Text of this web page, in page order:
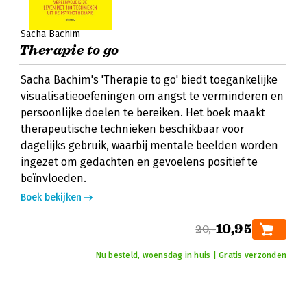
Sacha Bachim
Therapie to go
Sacha Bachim's 'Therapie to go' biedt toegankelijke
visualisatieoefeningen om angst te verminderen en
persoonlijke doelen te bereiken. Het boek maakt
therapeutische technieken beschikbaar voor
dagelijks gebruik, waarbij mentale beelden worden
ingezet om gedachten en gevoelens positief te
beïnvloeden.
Boek bekijken
20,-10,95
Nu besteld, woensdag in huis | Gratis verzonden